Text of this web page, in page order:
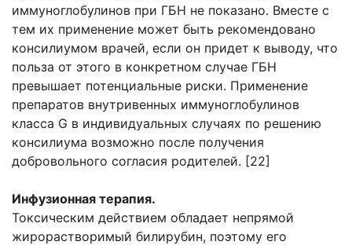
иммуноглобулинов при ГБН не показано. Вместе с
тем их применение может быть рекомендовано
консилиумом врачей, если он придет к выводу, что
польза от этого в конкретном случае ГБН
превышает потенциальные риски. Применение
препаратов внутривенных иммуноглобулинов
класса G в индивидуальных случаях по решению
консилиума возможно после получения
добровольного согласия родителей. [22]
Инфузионная терапия.
Токсическим действием обладает непрямой
жирорастворимый билирубин, поэтому его